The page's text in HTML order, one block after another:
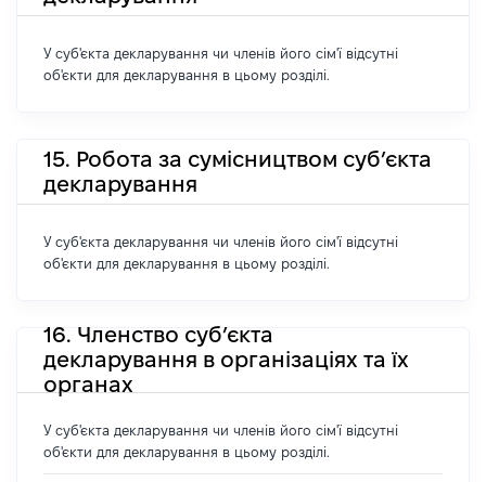
У суб'єкта декларування чи членів його сім'ї відсутні
об'єкти для декларування в цьому розділі.
15. Робота за сумісництвом суб’єкта
декларування
У суб'єкта декларування чи членів його сім'ї відсутні
об'єкти для декларування в цьому розділі.
16. Членство суб’єкта
декларування в організаціях та їх
органах
У суб'єкта декларування чи членів його сім'ї відсутні
об'єкти для декларування в цьому розділі.